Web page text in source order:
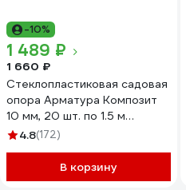
-10%
1 489 ₽
1 660 ₽
Стеклопластиковая садовая
опора Арматура Композит
10 мм, 20 шт. по 1.5 м
4660228920458
4.8(172)
В корзину